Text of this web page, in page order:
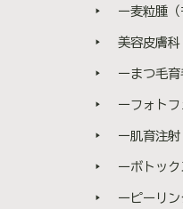
ー麦粒腫（
美容皮膚科
ーまつ毛育
ーフォトフ
ー肌育注射
ーボトック
ーピーリン